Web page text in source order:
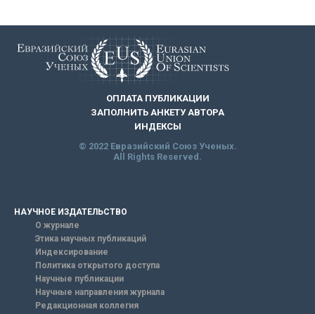
ОПЛАТА ПУБЛИКАЦИИ
ЗАПОЛНИТЬ АНКЕТУ АВТОРА
ИНДЕКСЫ
© 2022 Евразийский Союз Ученых.
All Rights Reserved.
НАУЧНОЕ ИЗДАТЕЛЬСТВО
О журнале
Этика научных публикаций
Индексирование
Политика открытого доступа
Научные публикации
Научные направления журнала
Редакционная коллегия